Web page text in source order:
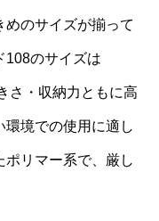
めのサイズが揃って
108のサイズは
さ・収納力ともに高
境での使用に適し
リマー系で、厳し